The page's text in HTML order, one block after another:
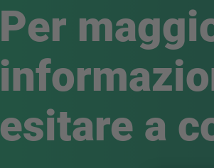
Per
esitare a